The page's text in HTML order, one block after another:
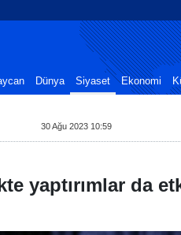
Dünya Siyaset Ekonomi
30 Ağu 2023 10:59
yaptırımlar da